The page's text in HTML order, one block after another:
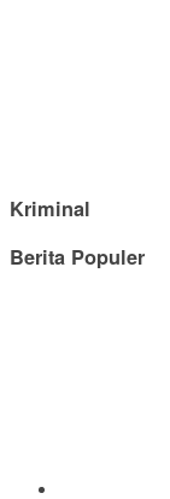
Kriminal
Berita Populer